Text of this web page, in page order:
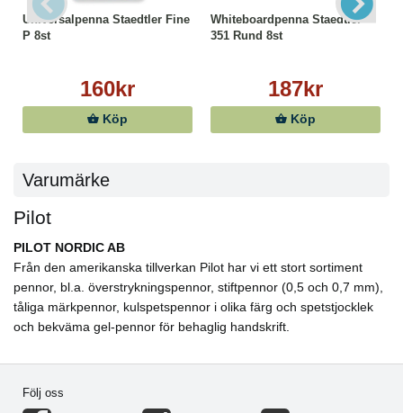
Universalpenna Staedtler Fine
P 8st
160kr
Köp
Whiteboardpenna Staedtler
351 Rund 8st
187kr
Köp
Varumärke
Pilot
PILOT NORDIC AB
Från den amerikanska tillverkan Pilot har vi ett stort sortiment
pennor, bl.a. överstrykningspennor, stiftpennor (0,5 och 0,7 mm),
tåliga märkpennor, kulspetspennor i olika färg och spetstjocklek
och bekväma gel-pennor för behaglig handskrift.
Följ oss